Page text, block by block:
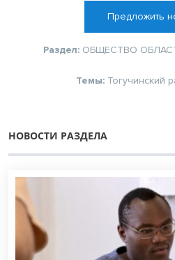
Предложить
Раздел: ОБЩЕСТВО
Темы: Тогучинский
НОВОСТИ РАЗДЕЛА